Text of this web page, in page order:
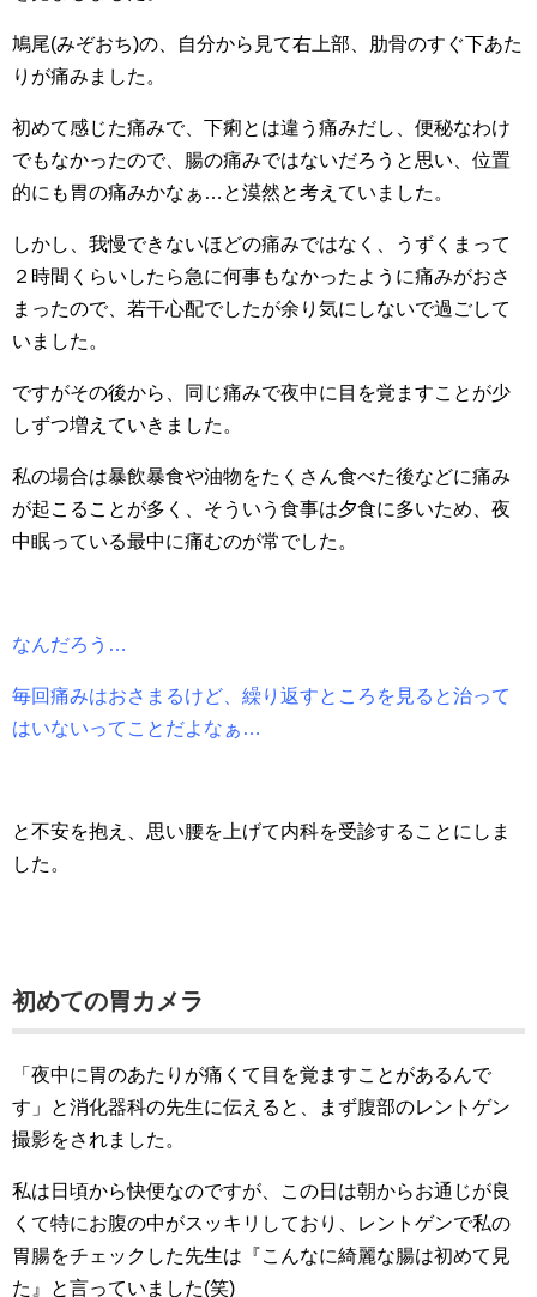
鳩尾(みぞおち)の、自分から見て右上部、肋骨のすぐ下あた
りが痛みました。
初めて感じた痛みで、下痢とは違う痛みだし、便秘なわけ
でもなかったので、腸の痛みではないだろうと思い、位置
的にも胃の痛みかなぁ…と漠然と考えていました。
しかし、我慢できないほどの痛みではなく、うずくまって
２時間くらいしたら急に何事もなかったように痛みがおさ
まったので、若干心配でしたが余り気にしないで過ごして
いました。
ですがその後から、同じ痛みで夜中に目を覚ますことが少
しずつ増えていきました。
私の場合は暴飲暴食や油物をたくさん食べた後などに痛み
が起こることが多く、そういう食事は夕食に多いため、夜
中眠っている最中に痛むのが常でした。
なんだろう…
毎回痛みはおさまるけど、繰り返すところを見ると治って
はいないってことだよなぁ…
と不安を抱え、思い腰を上げて内科を受診することにしま
した。
初めての胃カメラ
「夜中に胃のあたりが痛くて目を覚ますことがあるんで
す」と消化器科の先生に伝えると、まず腹部のレントゲン
撮影をされました。
私は日頃から快便なのですが、この日は朝からお通じが良
くて特にお腹の中がスッキリしており、レントゲンで私の
胃腸をチェックした先生は『こんなに綺麗な腸は初めて見
た』と言っていました(笑)